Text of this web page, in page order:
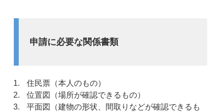
申請に必要な関係書類
住民票（本人のもの）
位置図（場所が確認できるもの）
平面図（建物の形状、間取りなどが確認できるも